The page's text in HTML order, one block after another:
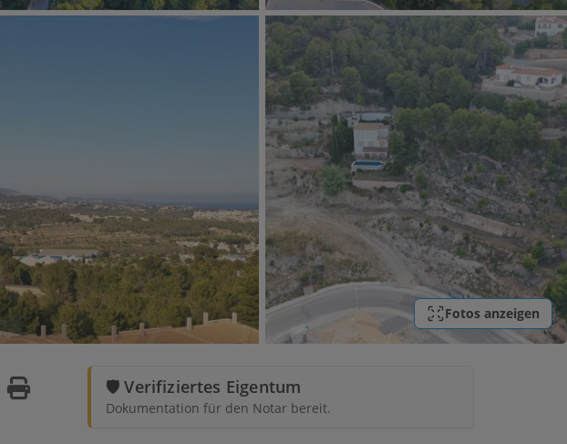
Fotos anzeigen
🛡️ Verifiziertes Eigentum
Dokumentation für den Notar bereit.